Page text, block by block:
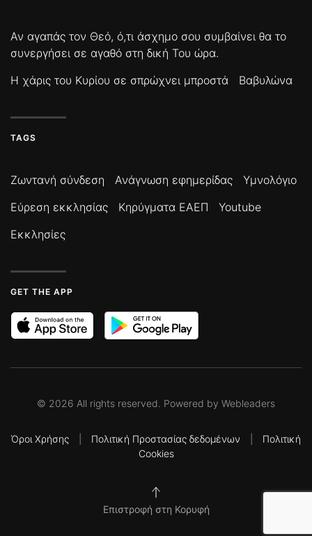
Αν αγαπάς τον Θεό, ό,τι άσχημο σου συμβαίνει θα το
συνεργήσει σε αγαθό στη δική Του ώρα.
Η χάρις του Κυρίου σε σπρώχνει μπροστά
Βαβυλώνα
TAGS
Ζωντανή σύνδεση Ανάγνωση εφημερίδας
Υμνολόγιο
Εύρεση εκκλησίας
Κηρύγματα ΕΑΕΠ
Youtube
Εκκλησίες
GET THE APP
© 2026 All rights reserved. Powered by Webleaders
Όροι Χρήσης Πολιτική Προστασίας δεδομένων
Πολιτική
Cookies
Επιστροφή στη Κορυφή